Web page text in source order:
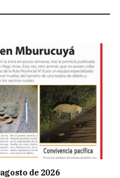
de 2026